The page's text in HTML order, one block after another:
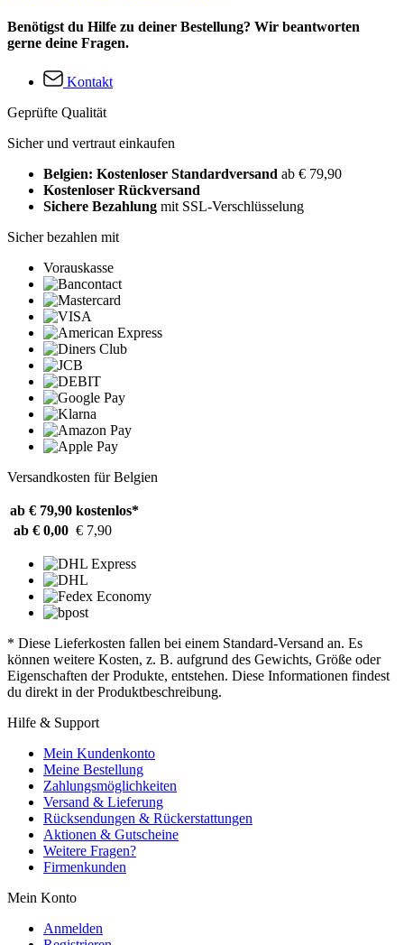
Benötigst du Hilfe zu deiner Bestellung? Wir beantworten
gerne deine Fragen.
Kontakt
Geprüfte Qualität
Sicher und vertraut einkaufen
Belgien: Kostenloser Standardversand ab € 79,90
Kostenloser Rückversand
Sichere Bezahlung mit SSL-Verschlüsselung
Sicher bezahlen mit
Vorauskasse
Versandkosten für Belgien
ab € 79,90 kostenlos*
ab € 0,00 € 7,90
* Diese Lieferkosten fallen bei einem Standard-Versand an. Es
können weitere Kosten, z. B. aufgrund des Gewichts, Größe oder
Eigenschaften der Produkte, entstehen. Diese Informationen findest
du direkt in der Produktbeschreibung.
Hilfe & Support
Mein Kundenkonto
Meine Bestellung
Zahlungsmöglichkeiten
Versand & Lieferung
Rücksendungen & Rückerstattungen
Aktionen & Gutscheine
Weitere Fragen?
Firmenkunden
Mein Konto
Anmelden